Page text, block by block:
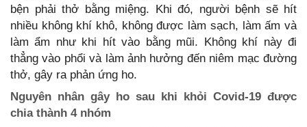
bện phải thở bằng miệng. Khi đó, người bệnh sẽ hít
nhiều không khí khô, không được làm sạch, làm ấm và
làm ẩm như khi hít vào bằng mũi. Không khí này đi
thẳng vào phổi và làm ảnh hưởng đến niêm mạc đường
thở, gây ra phản ứng ho.
Nguyên nhân gây ho sau khi khỏi Covid-19 được
chia thành 4 nhóm